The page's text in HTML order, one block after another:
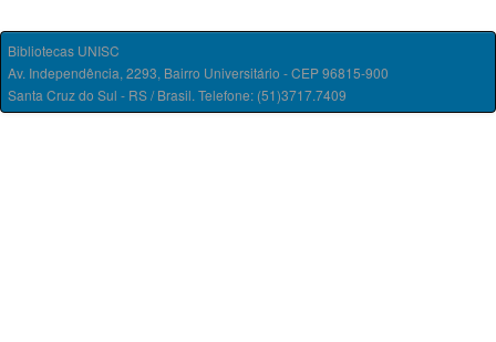
Bibliotecas UNISC
Av. Independência, 2293, Bairro Universitário - CEP 96815-900
Santa Cruz do Sul - RS / Brasil. Telefone: (51)3717.7409